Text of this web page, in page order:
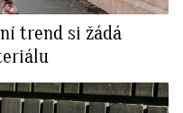
trend si žádá